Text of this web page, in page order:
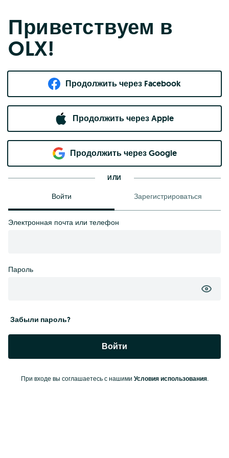
Приветствуем в
OLX!
Продолжить через Facebook
Продолжить через Apple
Продолжить через Google
ИЛИ
Войти Зарегистрироваться
Электронная почта или телефон
Пароль
Забыли пароль?
Войти
При входе вы соглашаетесь с нашими Условия использования.